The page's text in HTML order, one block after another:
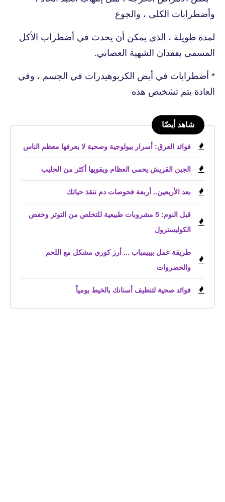
وأضطرابات الكلى ، والجوع
لمدة طويلة ، الذي يمكن أن يحدث في أضطراب الأكل
المسمى بفقدان الشهية العصابي.
* أضطرابات في أيض الكربوهيدرات في الجسم ، وفي
العادة يتم تشخيص هذه
شاهد أيضًا
فوائد العرق: أسرار بيولوجية وصحية لا يعرفها معظم الناس
الجبن القريش يحمي العظام ويقويها أكثر من الحليب
بعد الأربعين.. أربعة فحوصات دم تنقذ حياتك
قبل النوم: 5 مشروبات طبيعية للتخلص من التوتر وخفض
الكوليسترول
طريقة عمل بيبيمباب ... أرز كوري مشكل مع اللحم
والخضروات
فوائد صحية لتنظيف أسنانك بالخيط يومياً